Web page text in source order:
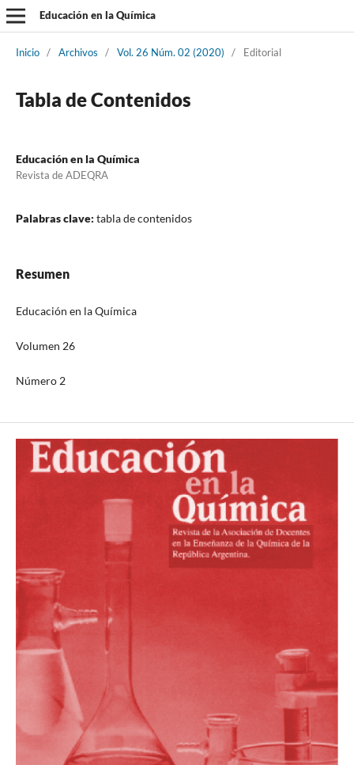
Educación en la Química
Inicio / Archivos / Vol. 26 Núm. 02 (2020) / Editorial
Tabla de Contenidos
Educación en la Química
Revista de ADEQRA
Palabras clave: tabla de contenidos
Resumen
Educación en la Química
Volumen 26
Número 2